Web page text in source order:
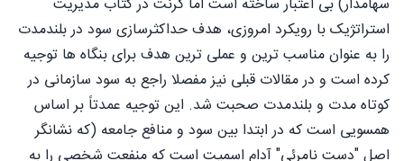
سهامدار) بی اعتبار ساخته است اما گرنت در کتاب مدیریت
استراتژیک با رویکرد امروزی، هدف حداکثرسازی سود در بلندمدت
را به عنوان مناسب ترین و عملی ترین هدف برای بنگاه ها توجیه
کرده است و در مقالات قبلی نیز مفصلا راجع به سود سازمانی در
کوتاه مدت و بلندمدت صحبت شد. این توجیه عمدتاً بر اساس
همسویی است که در ابتدا بین سود و منافع جامعه (که نشانگر